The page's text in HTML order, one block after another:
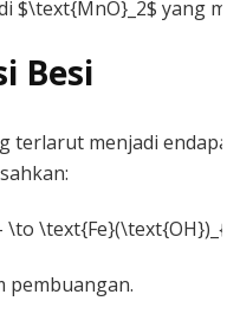
$\text{MnO}_2$ yang
Besi
terlarut menjadi
pembuangan.